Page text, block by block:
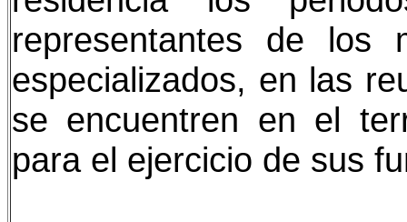
representantes de los
especializados, en las
se encuentren en el
para el ejercicio de sus